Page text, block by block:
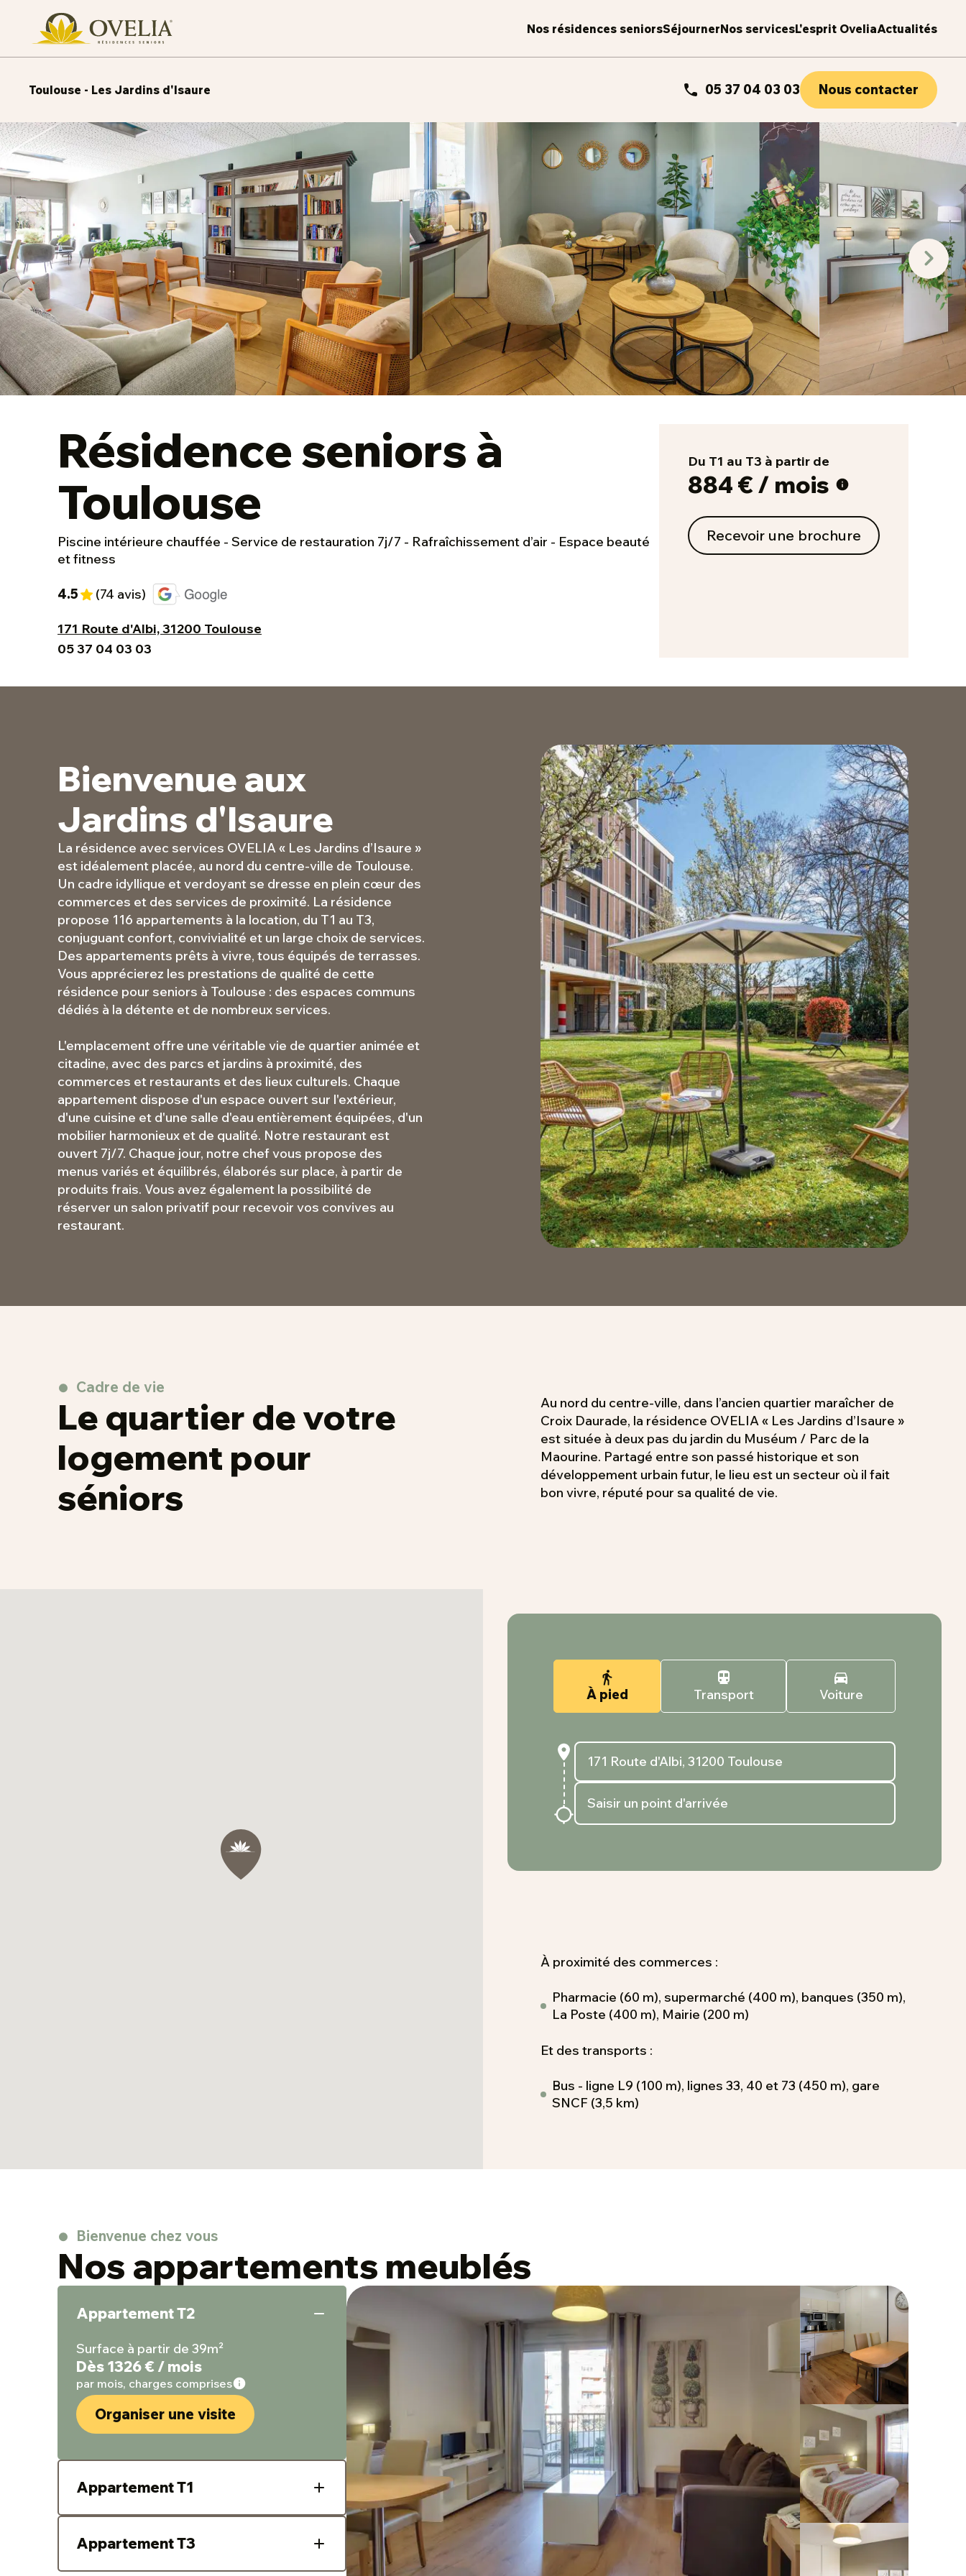
Nos résidences seniorsSéjournerNos servicesL'esprit OveliaActualités
Toulouse - Les Jardins d'Isaure 05 37 04 03 03 Nous contacter
Résidence seniors à
Toulouse
Piscine intérieure chauffée - Service de restauration 7j/7 - Rafraîchissement d’air - Espace beauté
et fitness
4.5 (74 avis)
171 Route d'Albi, 31200 Toulouse
05 37 04 03 03
Du T1 au T3 à partir de
884 € / mois
Recevoir une brochure
Bienvenue aux
Jardins d'Isaure
La résidence avec services OVELIA « Les Jardins d’Isaure »
est idéalement placée, au nord du centre-ville de Toulouse.
Un cadre idyllique et verdoyant se dresse en plein cœur des
commerces et des services de proximité. La résidence
propose 116 appartements à la location, du T1 au T3,
conjuguant confort, convivialité et un large choix de services.
Des appartements prêts à vivre, tous équipés de terrasses.
Vous apprécierez les prestations de qualité de cette
résidence pour seniors à Toulouse : des espaces communs
dédiés à la détente et de nombreux services.
L'emplacement offre une véritable vie de quartier animée et
citadine, avec des parcs et jardins à proximité, des
commerces et restaurants et des lieux culturels. Chaque
appartement dispose d'un espace ouvert sur l'extérieur,
d'une cuisine et d'une salle d'eau entièrement équipées, d'un
mobilier harmonieux et de qualité. Notre restaurant est
ouvert 7j/7. Chaque jour, notre chef vous propose des
menus variés et équilibrés, élaborés sur place, à partir de
produits frais. Vous avez également la possibilité de
réserver un salon privatif pour recevoir vos convives au
restaurant.
Cadre de vie
Le quartier de votre
logement pour
séniors
Au nord du centre-ville, dans l’ancien quartier maraîcher de
Croix Daurade, la résidence OVELIA « Les Jardins d’Isaure »
est située à deux pas du jardin du Muséum / Parc de la
Maourine. Partagé entre son passé historique et son
développement urbain futur, le lieu est un secteur où il fait
bon vivre, réputé pour sa qualité de vie.
À pied Transport Voiture
À proximité des commerces :
Pharmacie (60 m), supermarché (400 m), banques (350 m),
La Poste (400 m), Mairie (200 m)
Et des transports :
Bus - ligne L9 (100 m), lignes 33, 40 et 73 (450 m), gare
SNCF (3,5 km)
Bienvenue chez vous
Nos appartements meublés
Appartement T2
Surface à partir de 39m²
Dès 1326 € / mois
par mois, charges comprises
Organiser une visite
Appartement T1
Dès 884 € / mois
Appartement T3